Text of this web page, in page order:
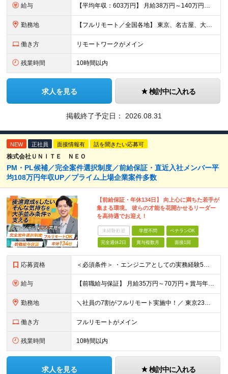
給与 【平均年収：603万円】 月給38万円～140万円＋諸手当（経験者） 【平均年収603万円】 ※案件の契約内容や昇給額などはすべて開示します。 ※経験や能力を考慮し決定します。 ※月給には固定残業
勤務地 【フルリモート／全国各地】 東京、名古屋、大阪、福岡を中心とした全国のプロジェクトにアサイン。 ※プロジェクトは完全選択制です。 ※フルリモート、ハイブリッド型、常駐案件から自由に選択可能です。 ※転
働き方 リモートワークがメイン
残業時間 10時間以内
求人を見る 検討中に入れる
掲載終了予定日： 2026.08.31
NEW 正社員 面接情報有 話を聞きたい応募可
株式会社ＵＮＩＴＥ ＮＥＯ
PM・PL候補／完全案件選択制度／前給保証・直近入社メンバー平
均108万円年収UP／プライム上場企業案件多数
【前給保証・年休134日】 向上心に満ちた若手が
集まる環境。 彼らの才能を花開かせるリーダー
を高待遇でお迎え！
未経験歓迎 学歴不問 ベテランOK
完全週休2日 賞与複数月 面接1回
応募資格 ＜必須条件＞ ・エンジニアとしての実務経験5年以上 ＜尚可条件＞ ・PM、PL経験 ・後輩指導やチームリーダーなど、何らかのリード経験 ※リーダー未経験の方のご応募も大歓迎です！ポテンシャル採用を
給与 【前職給与保証】 月給35万円～70万円＋賞与年2回＋各種手当 ※前職の給与・スキル・経験を考慮の上、決定いたします。 ※月給には固定残業代（月30時間分／5万円～10万円）を含みます。超過分は別途
勤務地 ＼社員の7割がフルリモート実施中！／ 東京23区内など1都3県を中心としたプロジェクト先での勤務となります。 ※勤務地は希望を考慮します ≪本社≫ 東京都渋谷区恵比寿南1丁目3番7号 隅越ビル5階
働き方 フルリモートがメイン
残業時間 10時間以内
求人を見る 検討中に入れる